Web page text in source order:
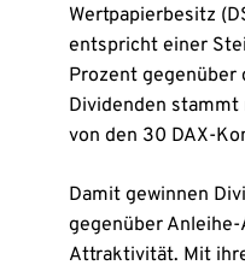
Wertpapierbesitz
entspricht einer
Prozent gegenüber
Dividenden
von den 30 DAX-
Damit gewinnen
gegenüber
Attraktivität. Mit